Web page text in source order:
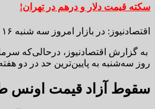
سکته قیمت دلار و درهم در تهران!
اقتصادنیوز: در بازار امروز سه شنبه ۱۶ آبان ماه قیمت طلا و قیمت سکه امامی ریزش قابل توجهی را ثبت کردند با این حال بازار دلار و درهم با کمبود خریدار مواجهه شدند.
به گزارش اقتصادنیوز، درحالی‌که
روز سه‌شنبه به پایین‌ترین حد در دو
سقوط آزاد قیمت اونس